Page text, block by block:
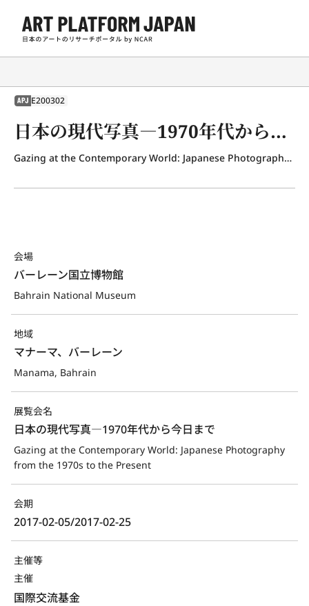
APJ E200302
日本の現代写真―1970年代から今日まで
Gazing at the Contemporary World: Japanese Photography from the 1970s to the Present
会場
バーレーン国立博物館
Bahrain National Museum
地域
マナーマ、バーレーン
Manama, Bahrain
展覧会名
日本の現代写真―1970年代から今日まで
Gazing at the Contemporary World: Japanese Photography
from the 1970s to the Present
会期
2017-02-05/2017-02-25
主催等
主催
国際交流基金